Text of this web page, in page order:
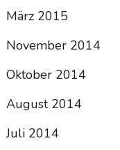
März 2015
November 2014
Oktober 2014
August 2014
Juli 2014